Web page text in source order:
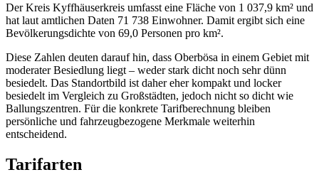
Der Kreis Kyffhäuserkreis umfasst eine Fläche von 1 037,9 km² und
hat laut amtlichen Daten 71 738 Einwohner. Damit ergibt sich eine
Bevölkerungsdichte von 69,0 Personen pro km².
Diese Zahlen deuten darauf hin, dass Oberbösa in einem Gebiet mit
moderater Besiedlung liegt – weder stark dicht noch sehr dünn
besiedelt. Das Standortbild ist daher eher kompakt und locker
besiedelt im Vergleich zu Großstädten, jedoch nicht so dicht wie
Ballungszentren. Für die konkrete Tarifberechnung bleiben
persönliche und fahrzeugbezogene Merkmale weiterhin
entscheidend.
Tarifarten